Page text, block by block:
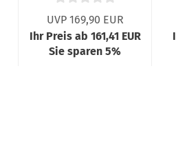
UVP 169,90 EUR
Ihr Preis ab 161,41 EUR
Sie sparen 5%